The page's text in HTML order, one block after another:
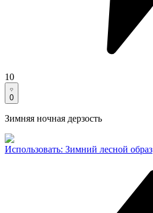
10
0
Зимняя ночная дерзость
Использовать: Зимний лесной образ